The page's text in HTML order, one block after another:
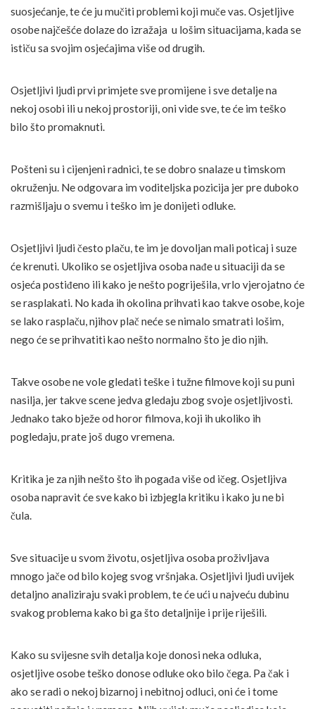
suosjećanje, te će ju mučiti problemi koji muče vas. Osjetljive
osobe najčešće dolaze do izražaja u lošim situacijama, kada se
ističu sa svojim osjećajima više od drugih.
Osjetljivi ljudi prvi primjete sve promijene i sve detalje na
nekoj osobi ili u nekoj prostoriji, oni vide sve, te će im teško
bilo što promaknuti.
Pošteni su i cijenjeni radnici, te se dobro snalaze u timskom
okruženju. Ne odgovara im voditeljska pozicija jer pre duboko
razmišljaju o svemu i teško im je donijeti odluke.
Osjetljivi ljudi često plaču, te im je dovoljan mali poticaj i suze
će krenuti. Ukoliko se osjetljiva osoba nađe u situaciji da se
osjeća postiđeno ili kako je nešto pogriješila, vrlo vjerojatno će
se rasplakati. No kada ih okolina prihvati kao takve osobe, koje
se lako rasplaču, njihov plač neće se nimalo smatrati lošim,
nego će se prihvatiti kao nešto normalno što je dio njih.
Takve osobe ne vole gledati teške i tužne filmove koji su puni
nasilja, jer takve scene jedva gledaju zbog svoje osjetljivosti.
Jednako tako bježe od horor filmova, koji ih ukoliko ih
pogledaju, prate još dugo vremena.
Kritika je za njih nešto što ih pogađa više od ičeg. Osjetljiva
osoba napravit će sve kako bi izbjegla kritiku i kako ju ne bi
čula.
Sve situacije u svom životu, osjetljiva osoba proživljava
mnogo jače od bilo kojeg svog vršnjaka. Osjetljivi ljudi uvijek
detaljno analiziraju svaki problem, te će ući u najveću dubinu
svakog problema kako bi ga što detaljnije i prije riješili.
Kako su svijesne svih detalja koje donosi neka odluka,
osjetljive osobe teško donose odluke oko bilo čega. Pa čak i
ako se radi o nekoj bizarnoj i nebitnoj odluci, oni će i tome